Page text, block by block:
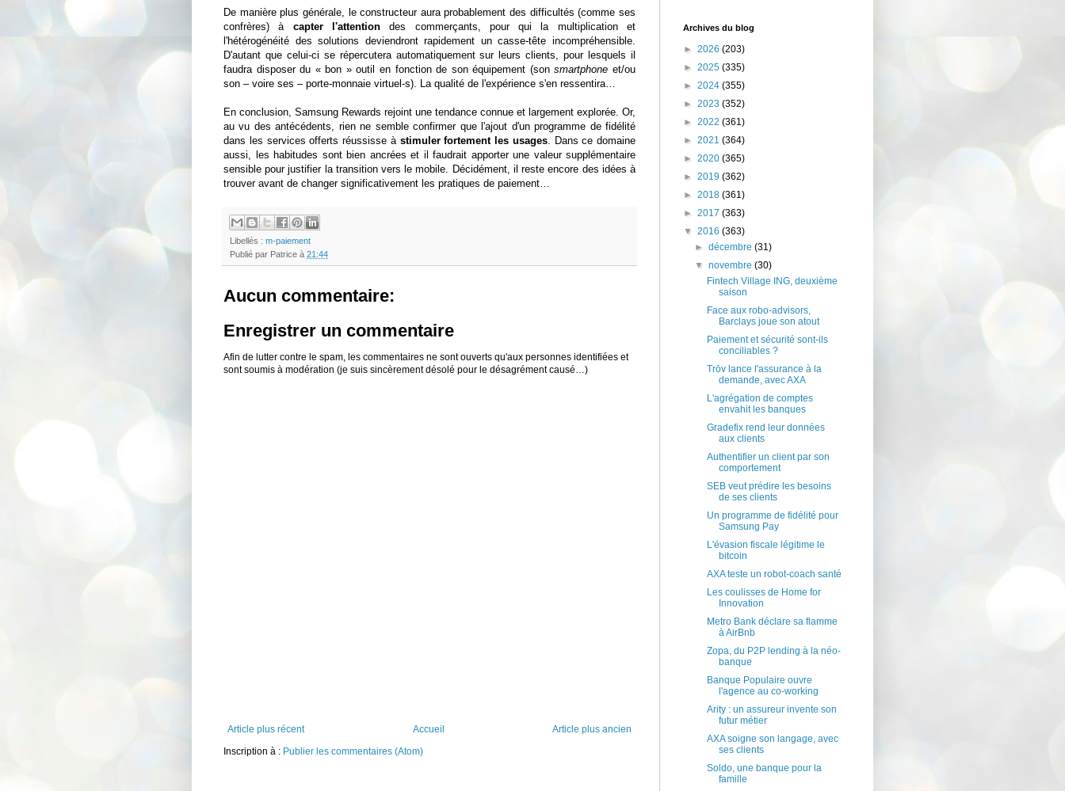
De manière plus générale, le constructeur aura probablement des difficultés (comme ses
confrères) à capter l'attentiondes commerçants, pour qui la multiplication et
l'hétérogénéité des solutions deviendront rapidement un casse-tête incompréhensible.
D'autant que celui-ci se répercutera automatiquement sur leurs clients, pour lesquels il
faudra disposer du « bon » outil en fonction de son équipement (sonsmartphone et/ou
son – voire ses – porte-monnaie virtuel-s). La qualité de l'expérience s'en ressentira…
En conclusion, Samsung Rewards rejoint une tendance connue et largement explorée. Or,
au vu des antécédents, rien ne semble confirmer que l'ajout d'un programme de fidélité
dans les services offerts réussisse à stimuler fortement les usages. Dans ce domaine
aussi, les habitudes sont bien ancrées et il faudrait apporter une valeur supplémentaire
sensible pour justifier la transition vers le mobile. Décidément, il reste encore des idées à
trouver avant de changer significativement les pratiques de paiement…
Libellés : m-paiement
Publié par Patrice à 21:44
Aucun commentaire:
Enregistrer un commentaire
Afin de lutter contre le spam, les commentaires ne sont ouverts qu'aux personnes identifiées et
sont soumis à modération (je suis sincèrement désolé pour le désagrément causé…)
Article plus récent Article plus ancien
Accueil
Inscription à : Publier les commentaires (Atom)
Archives du blog
► 2026 (203)
► 2025 (335)
► 2024 (355)
► 2023 (352)
► 2022 (361)
► 2021 (364)
► 2020 (365)
► 2019 (362)
► 2018 (361)
► 2017 (363)
▼ 2016 (363)
►décembre(31)
▼novembre(30)
Fintech Village ING, deuxième
saison
Face aux robo-advisors,
Barclays joue son atout
Paiement et sécurité sont-ils
conciliables ?
Trōv lance l'assurance à la
demande, avec AXA
L'agrégation de comptes
envahit les banques
Gradefix rend leur données
aux clients
Authentifier un client par son
comportement
SEB veut prédire les besoins
de ses clients
Un programme de fidélité pour
Samsung Pay
L'évasion fiscale légitime le
bitcoin
AXA teste un robot-coach santé
Les coulisses de Home for
Innovation
Metro Bank déclare sa flamme
à AirBnb
Zopa, du P2P lending à la néo-
banque
Banque Populaire ouvre
l'agence au co-working
Arity : un assureur invente son
futur métier
AXA soigne son langage, avec
ses clients
Soldo, une banque pour la
famille